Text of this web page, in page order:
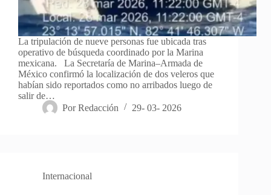
La tripulación de nueve personas fue ubicada tras
operativo de búsqueda coordinado por la Marina
mexicana. La Secretaría de Marina–Armada de
México confirmó la localización de dos veleros que
habían sido reportados como no arribados luego de
salir de…
Por Redacción 29- 03- 2026
Internacional